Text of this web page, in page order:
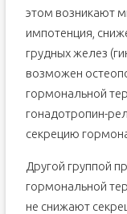
этом возникают
импотенция,
грудных желез
возможен
гормональной
гонадотропин-
секрецию
Другой группой
гормональной
не снижают